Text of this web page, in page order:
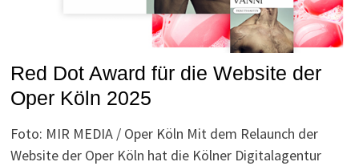
Red Dot Award für die Website der
Oper Köln 2025
Foto: MIR MEDIA / Oper Köln Mit dem Relaunch der
Website der Oper Köln hat die Kölner Digitalagentur